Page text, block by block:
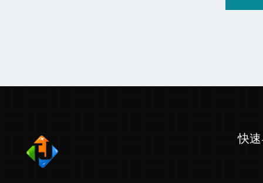
快